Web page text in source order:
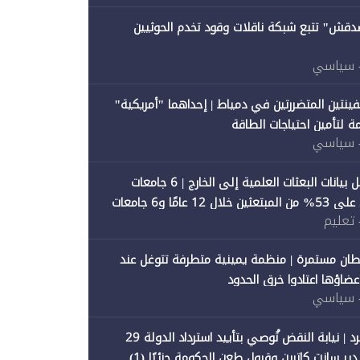
تتبع شبكة ناقلات وقود تخدم الحوثيين
سياسي
المتضررتين في دمياط | إحداهما "أمريكية"
لتأمين احتياجات الطاقة
سياسي
"متصدقش" تحلل بيانات البعثات العلمية إلى الخارج | 6 جامعات
حكومية تستحوذ على 53% من المبتعثين خلال 12 عامًا و6 جامعات
تعليم
مستمرة | منظمة يمينية متطرفة تتوغل عند
اعتادوا خرق الحدود
سياسي
"متصدقش" تنفرد | نيابة النقض تُوصي بتأييد استرداد الدولة 29